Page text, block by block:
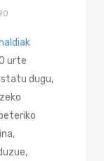
urte
dugu,